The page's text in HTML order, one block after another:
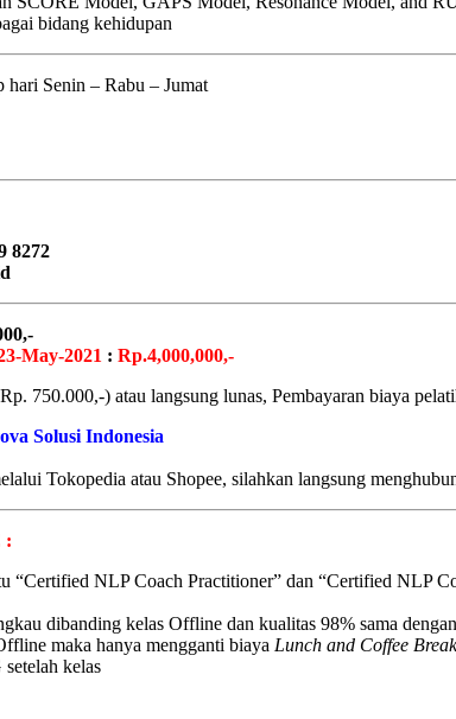
bidang kehidupan
Senin – Rabu – Jumat
8272
May-2021 : Rp.4,000,000,-
750.000,-) atau langsung lunas, Pembayaran biaya
Solusi Indonesia
Tokopedia atau Shopee, silahkan langsung
:
“Certified NLP Coach Practitioner” dan “Certified NLP
dibanding kelas Offline dan kualitas 98% sama
maka hanya mengganti biaya Lunch and Coffee Break
kelas